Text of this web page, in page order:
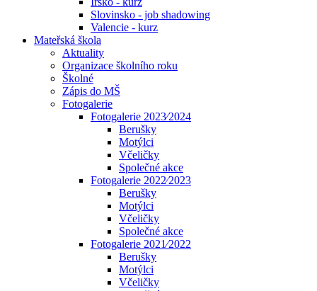
Slovinsko - job shadowing
Valencie - kurz
Mateřská škola
Aktuality
Organizace školního roku
Školné
Zápis do MŠ
Fotogalerie
Fotogalerie 2023⁄2024
Berušky
Motýlci
Včeličky
Společné akce
Fotogalerie 2022⁄2023
Berušky
Motýlci
Včeličky
Společné akce
Fotogalerie 2021⁄2022
Berušky
Motýlci
Včeličky